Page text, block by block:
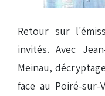
Retour sur
invités. Avec
Meinau,
face au Poiré-